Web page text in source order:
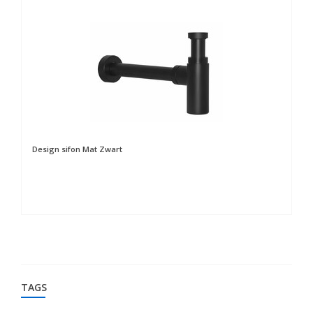
Design sifon Mat Zwart
TAGS